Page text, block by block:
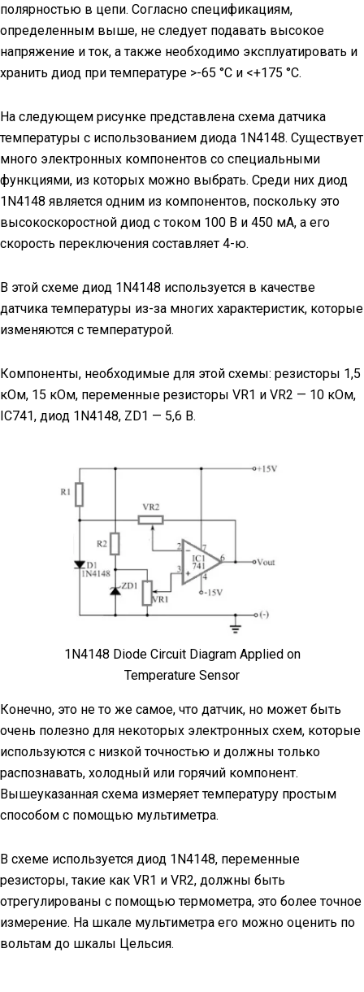
полярностью в цепи. Согласно спецификациям,
определенным выше, не следует подавать высокое
напряжение и ток, а также необходимо эксплуатировать и
хранить диод при температуре >-65 °C и <+175 °C.
На следующем рисунке представлена схема датчика
температуры с использованием диода 1N4148. Существует
много электронных компонентов со специальными
функциями, из которых можно выбрать. Среди них диод
1N4148 является одним из компонентов, поскольку это
высокоскоростной диод с током 100 В и 450 мА, а его
скорость переключения составляет 4-ю.
В этой схеме диод 1N4148 используется в качестве
датчика температуры из-за многих характеристик, которые
изменяются с температурой.
Компоненты, необходимые для этой схемы: резисторы 1,5
кОм, 15 кОм, переменные резисторы VR1 и VR2 — 10 кОм,
IC741, диод 1N4148, ZD1 — 5,6 В.
1N4148 Diode Circuit Diagram Applied on
Temperature Sensor
Конечно, это не то же самое, что датчик, но может быть
очень полезно для некоторых электронных схем, которые
используются с низкой точностью и должны только
распознавать, холодный или горячий компонент.
Вышеуказанная схема измеряет температуру простым
способом с помощью мультиметра.
В схеме используется диод 1N4148, переменные
резисторы, такие как VR1 и VR2, должны быть
отрегулированы с помощью термометра, это более точное
измерение. На шкале мультиметра его можно оценить по
вольтам до шкалы Цельсия.